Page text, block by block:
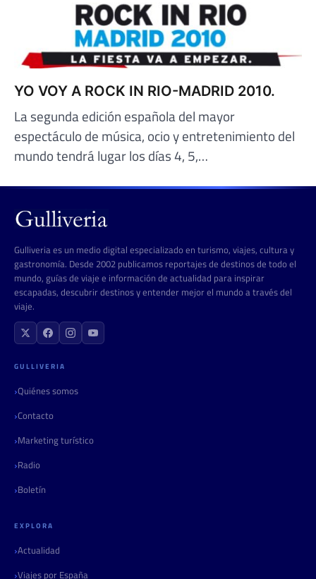
YO VOY A ROCK IN RIO-MADRID 2010.
La segunda edición española del mayor
espectáculo de música, ocio y entretenimiento del
mundo tendrá lugar los días 4, 5,…
Gulliveria es un medio digital especializado en turismo, viajes, cultura y
gastronomía. Desde 2002 publicamos reportajes de destinos de todo el
mundo, guías de viaje e información de actualidad para inspirar
escapadas, descubrir destinos y entender mejor el mundo a través del
viaje.
GULLIVERIA
Quiénes somos
Contacto
Marketing turístico
Radio
Boletín
EXPLORA
Actualidad
Viajes por España